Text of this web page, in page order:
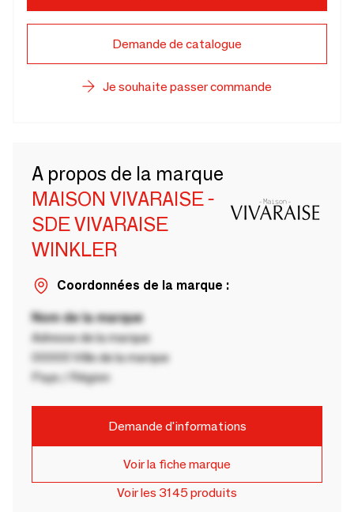
Demande de catalogue
Je souhaite passer commande
A propos de la marque
MAISON VIVARAISE -
SDE VIVARAISE
WINKLER
Coordonnées de la marque :
Nom de la marque
Adresse de la marque
00000 Ville de la marque
Pays / Région
Demande d'informations
Voir la fiche marque
Voir les 3145 produits